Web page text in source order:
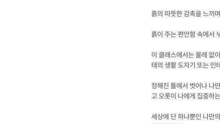
흙의 따뜻한 감촉을 느끼
흙이 주는 편안함 속에서
이 클래스에서는 물레 없
태의 생활 도자기 또는 인
정해진 틀에서 벗어나 나
고 오롯이 나에게 집중하
세상에 단 하나뿐인 나만